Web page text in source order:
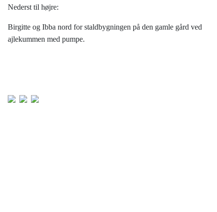
Nederst til højre:
Birgitte og Ibba nord for staldbygningen på den gamle gård ved
ajlekummen med pumpe.